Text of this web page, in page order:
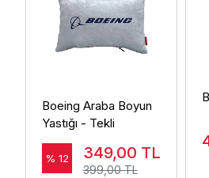
Boeing Araba Boyun
Yastığı - Tekli
% 12 349,00 TL
399,00 TL